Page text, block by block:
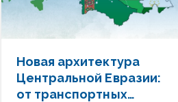
Новая архитектура
Центральной Евразии:
от транспортных